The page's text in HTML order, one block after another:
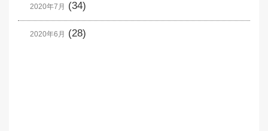
2020年7月 (34)
2020年6月 (28)